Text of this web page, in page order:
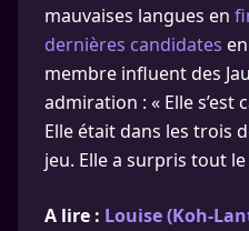
mauvaises langues en
dernières candidates
membre influent des
admiration : « Elle
Elle était dans les trois
jeu. Elle a surpris tout
A lire : Louise (Koh-